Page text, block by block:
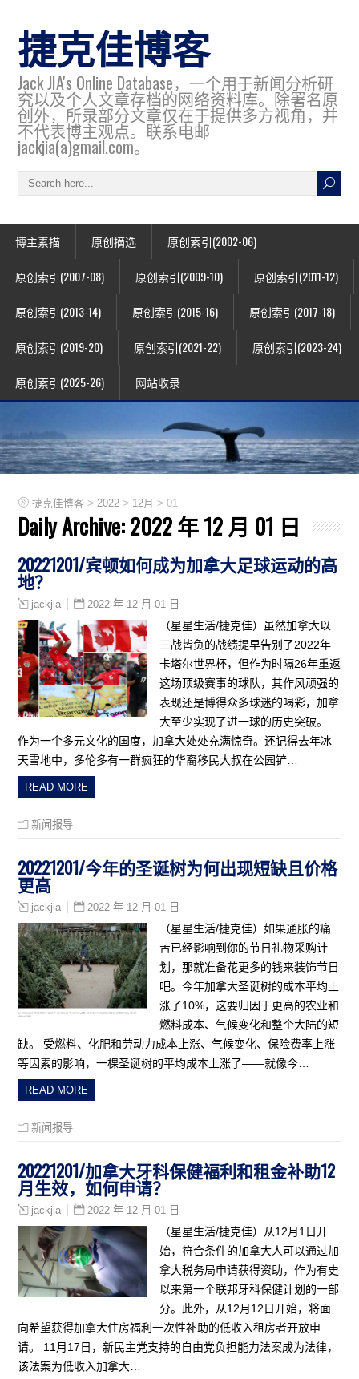
捷克佳博客
Jack JIA's Online Database，一个用于新闻分析研
究以及个人文章存档的网络资料库。除署名原
创外，所录部分文章仅在于提供多方视角，并
不代表博主观点。联系电邮
jackjia(a)gmail.com。
博主素描 原创摘选 原创索引(2002-06)
原创索引(2007-08) 原创索引(2009-10) 原创索引(2011-12)
原创索引(2013-14) 原创索引(2015-16) 原创索引(2017-18)
原创索引(2019-20) 原创索引(2021-22) 原创索引(2023-24)
原创索引(2025-26) 网站收录
捷克佳博客 > 2022 > 12月 >01
Daily Archive:2022 年 12 月 01 日
20221201/宾顿如何成为加拿大足球运动的高
地？
jackjia 2022 年 12 月 01 日
（星星生活/捷克佳）虽然加拿大以
三战皆负的战绩提早告别了2022年
卡塔尔世界杯，但作为时隔26年重返
这场顶级赛事的球队，其作风顽强的
表现还是博得众多球迷的喝彩，加拿
大至少实现了进一球的历史突破。
作为一个多元文化的国度，加拿大处处充满惊奇。还记得去年冰
天雪地中，多伦多有一群疯狂的华裔移民大叔在公园铲…
READ MORE
新闻报导
20221201/今年的圣诞树为何出现短缺且价格
更高
jackjia 2022 年 12 月 01 日
（星星生活/捷克佳）如果通胀的痛
苦已经影响到你的节日礼物采购计
划，那就准备花更多的钱来装饰节日
吧。今年加拿大圣诞树的成本平均上
涨了10%，这要归因于更高的农业和
燃料成本、气候变化和整个大陆的短
缺。 受燃料、化肥和劳动力成本上涨、气候变化、保险费率上涨
等因素的影响，一棵圣诞树的平均成本上涨了——就像今…
READ MORE
新闻报导
20221201/加拿大牙科保健福利和租金补助12
月生效，如何申请？
jackjia 2022 年 12 月 01 日
（星星生活/捷克佳）从12月1日开
始，符合条件的加拿大人可以通过加
拿大税务局申请获得资助，作为有史
以来第一个联邦牙科保健计划的一部
分。此外，从12月12日开始，将面
向希望获得加拿大住房福利一次性补助的低收入租房者开放申
请。 11月17日，新民主党支持的自由党负担能力法案成为法律，
该法案为低收入加拿大…